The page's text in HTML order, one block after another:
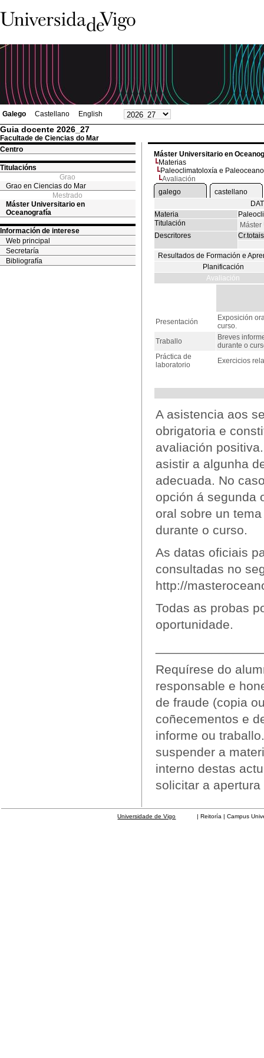
Galego Castellano English
Guia docente 2026_27
Facultade de Ciencias do Mar
Centro
Titulacións
Grao
Grao en Ciencias do Mar
Mestrado
Máster Universitario en
Oceanografía
Información de interese
Web principal
Secretaría
Bibliografía
Máster Universitario en
Materias
Paleoclimatoloxía e
Avaliación
galego
castellano
Materia
Titulación
Descritores
Cr.totais
Resultados de Formación e
Planificación
Avaliación
Presentación
Exposición
curso.
Traballo
Breves
durante o
Práctica de
laboratorio
Exercicios
A asistencia aos
obrigatoria e
avaliación
asistir a algunha
adecuada. No
opción á segunda
oral sobre un
durante o curso.
As datas oficiais
consultadas no
http://
Todas as probas
oportunidade.
Requírese do
responsable e
de fraude (copia
coñecementos e
informe ou
suspender a
interno destas
solicitar a
Universidade de Vigo | Reitoría | Campus